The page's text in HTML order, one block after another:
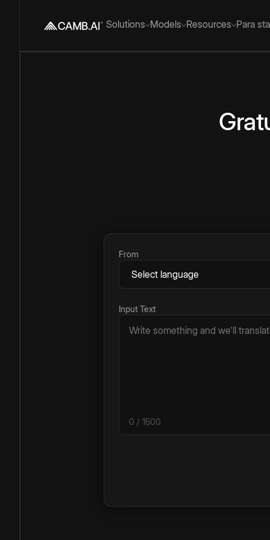
Solutions Models Resources Para
From
Input Text
0 / 1500